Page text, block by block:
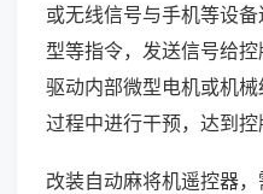
或无线信号与手机等设
型等指令，发送信号给
驱动内部微型电机或机
过程中进行干预，达到控
改装自动麻将机遥控器，